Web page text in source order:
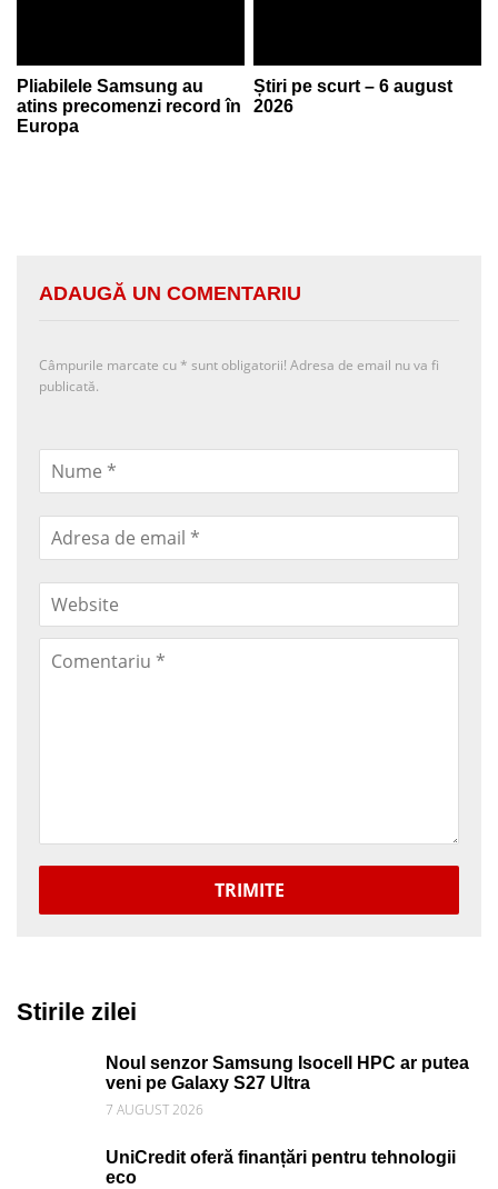
Pliabilele Samsung au
atins precomenzi record în
Europa
Știri pe scurt – 6 august
2026
ADAUGĂ UN COMENTARIU
Câmpurile marcate cu * sunt obligatorii! Adresa de email nu va fi
publicată.
TRIMITE
Stirile zilei
Noul senzor Samsung Isocell HPC ar putea
veni pe Galaxy S27 Ultra
7 AUGUST 2026
UniCredit oferă finanțări pentru tehnologii
eco